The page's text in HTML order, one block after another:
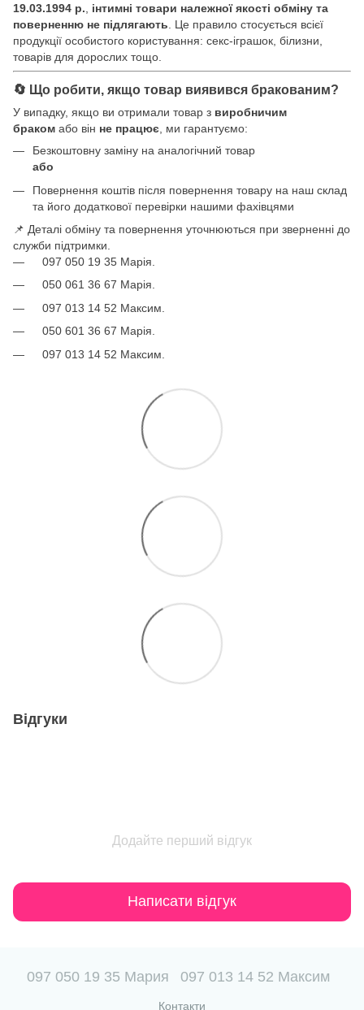
19.03.1994 р., інтимні товари належної якості обміну та
поверненню не підлягають. Це правило стосується всієї
продукції особистого користування: секс-іграшок, білизни,
товарів для дорослих тощо.
🔄 Що робити, якщо товар виявився бракованим?
У випадку, якщо ви отримали товар з виробничим
браком або він не працює, ми гарантуємо:
Безкоштовну заміну на аналогічний товар
або
Повернення коштів після повернення товару на наш склад
та його додаткової перевірки нашими фахівцями
📌 Деталі обміну та повернення уточнюються при зверненні до
служби підтримки.
097 050 19 35 Марія.
050 061 36 67 Марія.
097 013 14 52 Максим.
050 601 36 67 Марія.
097 013 14 52 Максим.
Відгуки
Додайте перший відгук
Написати відгук
097 050 19 35 Мария 097 013 14 52 Максим
Контакти